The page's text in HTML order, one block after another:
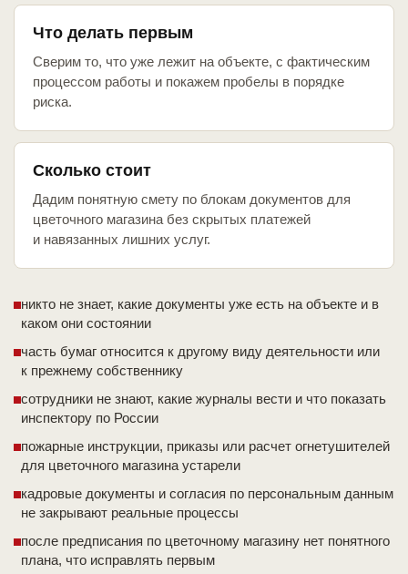
Что делать первым
Сверим то, что уже лежит на объекте, с фактическим
процессом работы и покажем пробелы в порядке
риска.
Сколько стоит
Дадим понятную смету по блокам документов для
цветочного магазина без скрытых платежей
и навязанных лишних услуг.
никто не знает, какие документы уже есть на объекте и в
каком они состоянии
часть бумаг относится к другому виду деятельности или
к прежнему собственнику
сотрудники не знают, какие журналы вести и что показать
инспектору по России
пожарные инструкции, приказы или расчет огнетушителей
для цветочного магазина устарели
кадровые документы и согласия по персональным данным
не закрывают реальные процессы
после предписания по цветочному магазину нет понятного
плана, что исправлять первым